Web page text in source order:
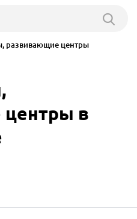
развивающие центры
в